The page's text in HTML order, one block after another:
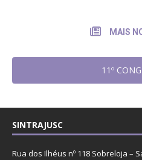
MAIS
11º
SINTRAJUSC
Rua dos Ilhéus nº 118 Sobreloja –